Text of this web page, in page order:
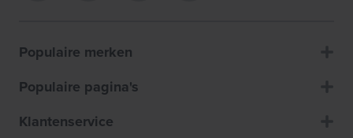
Populaire merken
Populaire pagina's
Klantenservice